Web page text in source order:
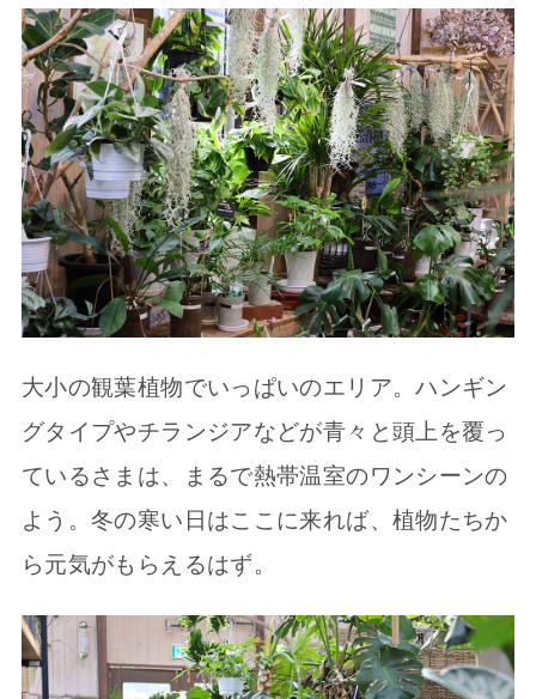
大小の観葉植物でいっぱいのエリア。ハンギン
グタイプやチランジアなどが青々と頭上を覆っ
ているさまは、まるで熱帯温室のワンシーンの
よう。冬の寒い日はここに来れば、植物たちか
ら元気がもらえるはず。